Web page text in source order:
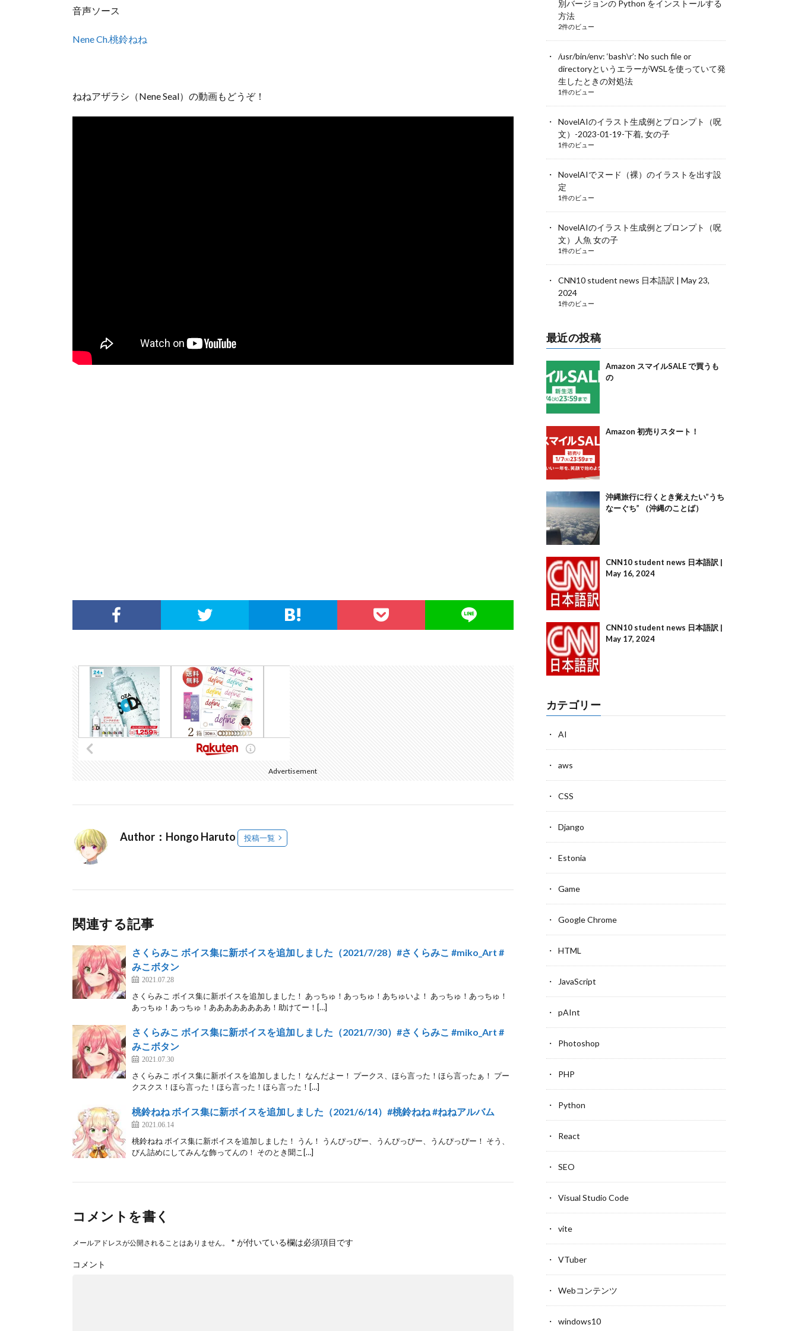
音声ソース
Nene Ch.桃鈴ねね
ねねアザラシ（Nene Seal）の動画もどうぞ！
Advertisement
Author：Hongo Haruto 投稿一覧
関連する記事
さくらみこ ボイス集に新ボイスを追加しました（2021/7/28）#さくらみこ #miko_Art #
みこボタン
2021.07.28
さくらみこ ボイス集に新ボイスを追加しました！ あっちゅ！あっちゅ！あちゅいよ！ あっちゅ！あっちゅ！
あっちゅ！あっちゅ！ああああああああ！助けてー！[…]
さくらみこ ボイス集に新ボイスを追加しました（2021/7/30）#さくらみこ #miko_Art #
みこボタン
2021.07.30
さくらみこ ボイス集に新ボイスを追加しました！ なんだよー！ プークス、ほら言った！ほら言ったぁ！ プー
クスクス！ほら言った！ほら言った！ほら言った！[…]
桃鈴ねね ボイス集に新ボイスを追加しました（2021/6/14）#桃鈴ねね #ねねアルバム
2021.06.14
桃鈴ねね ボイス集に新ボイスを追加しました！ うん！ うんぴっぴー、うんぴっぴー、うんぴっぴー！ そう、
びん詰めにしてみんな飾ってんの！ そのとき聞こ[…]
コメントを書く
メールアドレスが公開されることはありません。 * が付いている欄は必須項目です
コメント
別バージョンの Python をインストールする
方法
2件のビュー
/usr/bin/env: ‘bash\r’: No such file or
directoryというエラーがWSLを使っていて発
生したときの対処法
1件のビュー
NovelAIのイラスト生成例とプロンプト（呪
文）-2023-01-19-下着, 女の子
1件のビュー
NovelAIでヌード（裸）のイラストを出す設
定
1件のビュー
NovelAIのイラスト生成例とプロンプト（呪
文）人魚 女の子
1件のビュー
CNN10 student news 日本語訳 | May 23,
2024
1件のビュー
最近の投稿
Amazon スマイルSALE で買うも
の
Amazon 初売りスタート！
沖縄旅行に行くとき覚えたい”うち
なーぐち” （沖縄のことば）
CNN10 student news 日本語訳 |
May 16, 2024
CNN10 student news 日本語訳 |
May 17, 2024
カテゴリー
AI
aws
CSS
Django
Estonia
Game
Google Chrome
HTML
JavaScript
pAInt
Photoshop
PHP
Python
React
SEO
Visual Studio Code
vite
VTuber
Webコンテンツ
windows10